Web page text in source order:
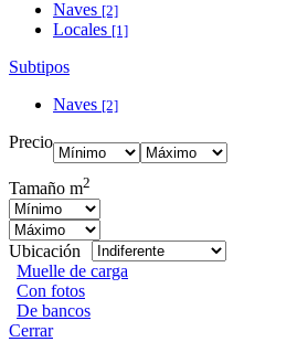
Naves [2]
Locales [1]
Subtipos
Naves [2]
Precio
Tamaño m2
Ubicación
Muelle de carga
Con fotos
De bancos
Cerrar